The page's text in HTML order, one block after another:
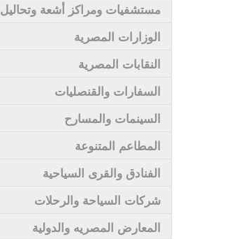
مستشفيات ومراكز أشعة وتحاليل
الوزارات المصرية
النقابات المصرية
السفارات والقنصليات
السينمات والمسارح
المطاعم المتنوعة
الفنادق والقرى السياحية
شركات السياحة والرحلات
المعارض المصريه والدولية